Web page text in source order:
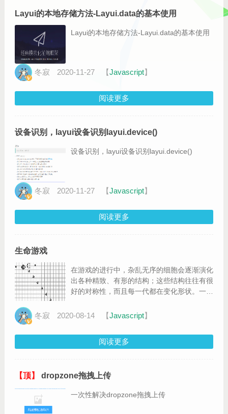
Layui的本地存储方法-Layui.data的基本使用
Layui的本地存储方法-Layui.data的基本使用
冬寂 2020-11-27 【Javascript】
阅读更多
设备识别，layui设备识别layui.device()
设备识别，layui设备识别layui.device()
冬寂 2020-11-27 【Javascript】
阅读更多
生命游戏
在游戏的进行中，杂乱无序的细胞会逐渐演化
出各种精致、有形的结构；这些结构往往有很
好的对称性，而且每一代都在变化形状。一些
经成形的结构会因为一些无序细胞的“入侵”而
出来。
冬寂 2020-08-14 【Javascript】
阅读更多
【顶】 dropzone拖拽上传
一次性解决dropzone拖拽上传